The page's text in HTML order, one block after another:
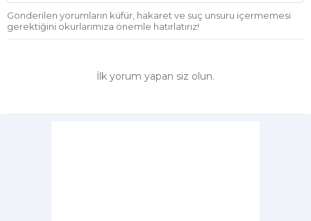
Gönderilen yorumların küfür, hakaret ve suç unsuru içermemesi
gerektiğini okurlarımıza önemle hatırlatırız!
İlk yorum yapan siz olun.